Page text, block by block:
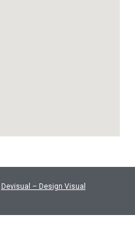
Devisual – Design Visual